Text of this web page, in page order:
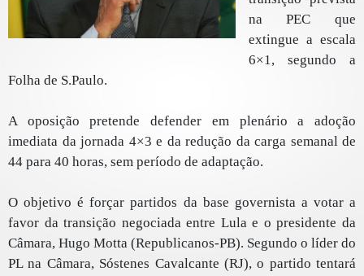
na PEC que
extingue a escala
6×1, segundo a
Folha de S.Paulo.
A oposição pretende defender em plenário a adoção
imediata da jornada 4×3 e da redução da carga semanal de
44 para 40 horas, sem período de adaptação.
O objetivo é forçar partidos da base governista a votar a
favor da transição negociada entre Lula e o presidente da
Câmara, Hugo Motta (Republicanos-PB). Segundo o líder do
PL na Câmara, Sóstenes Cavalcante (RJ), o partido tentará